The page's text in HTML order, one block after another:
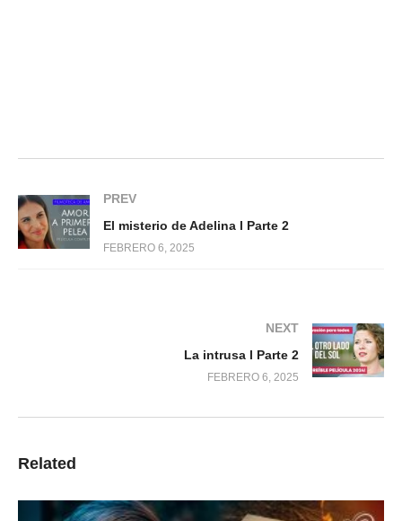
PREV
El misterio de Adelina l Parte 2
FEBRERO 6, 2025
NEXT
La intrusa l Parte 2
FEBRERO 6, 2025
Related